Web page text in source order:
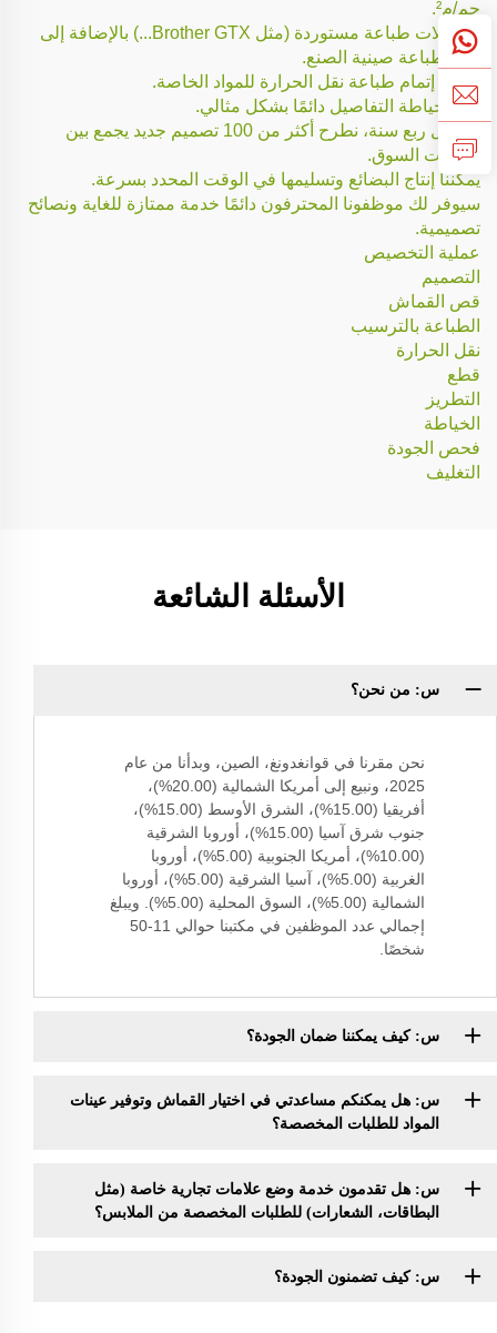
جم/م².
لدينا آلات طباعة مستوردة (مثل Brother GTX...) بالإضافة إلى
آلات طباعة صينية الصنع.
يمكننا إتمام طباعة نقل الحرارة للمواد الخاصة.
نُنجز خياطة التفاصيل دائمًا بشكل مثالي.
في كل ربع سنة، نطرح أكثر من 100 تصميم جديد يجمع بين
اتجاهات السوق.
يمكننا إنتاج البضائع وتسليمها في الوقت المحدد بسرعة.
سيوفر لك موظفونا المحترفون دائمًا خدمة ممتازة للغاية ونصائح
تصميمية.
عملية التخصيص
التصميم
قص القماش
الطباعة بالترسيب
نقل الحرارة
قطع
التطريز
الخياطة
فحص الجودة
التغليف
الأسئلة الشائعة
س: من نحن؟
نحن مقرنا في قوانغدونغ، الصين، وبدأنا من عام
2025، ونبيع إلى أمريكا الشمالية (20.00%)،
أفريقيا (15.00%)، الشرق الأوسط (15.00%)،
جنوب شرق آسيا (15.00%)، أوروبا الشرقية
(10.00%)، أمريكا الجنوبية (5.00%)، أوروبا
الغربية (5.00%)، آسيا الشرقية (5.00%)، أوروبا
الشمالية (5.00%)، السوق المحلية (5.00%). ويبلغ
إجمالي عدد الموظفين في مكتبنا حوالي 11-50
شخصًا.
س: كيف يمكننا ضمان الجودة؟
س: هل يمكنكم مساعدتي في اختيار القماش وتوفير عينات
المواد للطلبات المخصصة؟
س: هل تقدمون خدمة وضع علامات تجارية خاصة (مثل
البطاقات، الشعارات) للطلبات المخصصة من الملابس؟
س: كيف تضمنون الجودة؟